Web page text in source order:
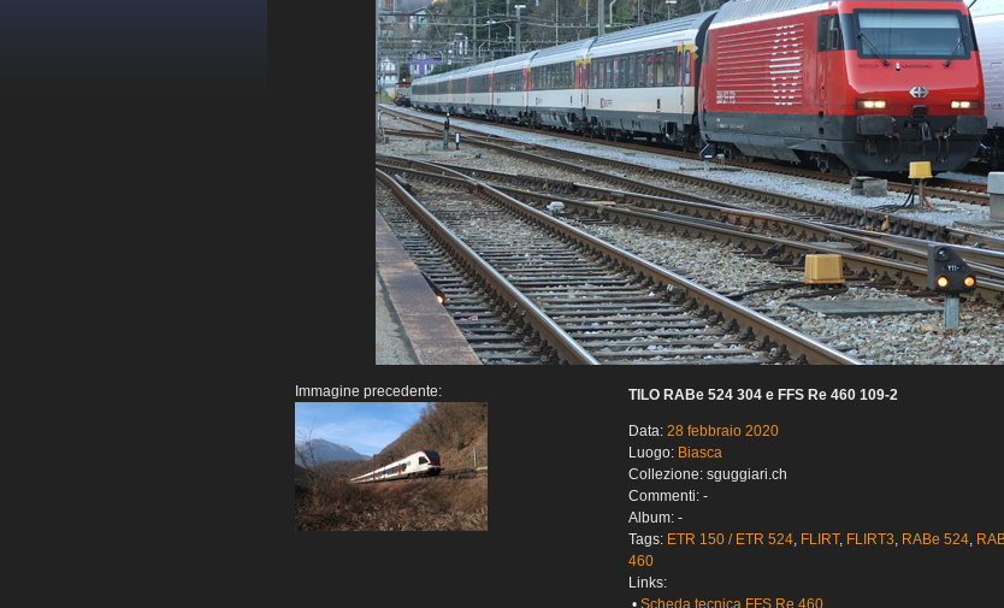
Immagine precedente: TILO RABe 524 304 e FFS Re 460 109-2
Data: 28 febbraio 2020
Luogo: Biasca
Collezione: sguggiari.ch
Commenti: -
Album: -
Tags: ETR 150 / ETR 524, FLIRT, FLIRT3, RABe 524,
460
Links: